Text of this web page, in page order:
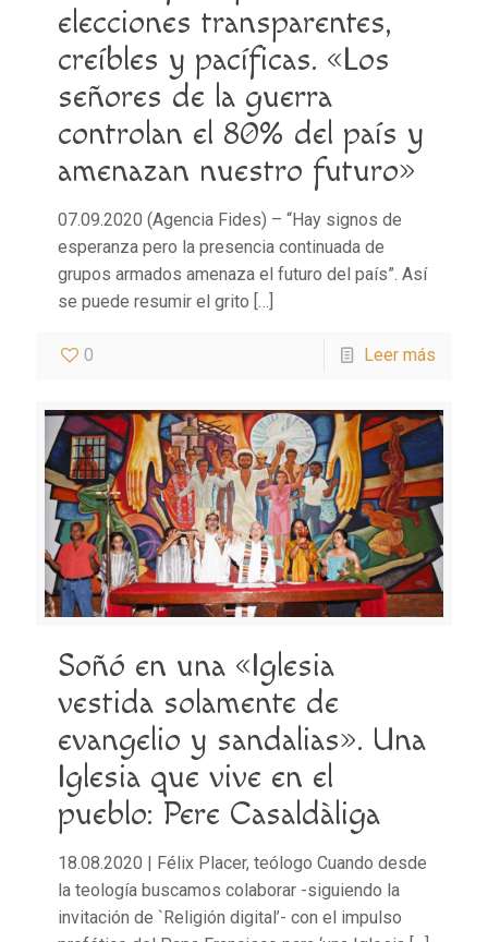
elecciones transparentes,
creíbles y pacíficas. «Los
señores de la guerra
controlan el 80% del país y
amenazan nuestro futuro»
07.09.2020 (Agencia Fides) – “Hay signos de
esperanza pero la presencia continuada de
grupos armados amenaza el futuro del país”. Así
se puede resumir el grito […]
0 Leer más
Soñó en una «Iglesia
vestida solamente de
evangelio y sandalias». Una
Iglesia que vive en el
pueblo: Pere Casaldàliga
18.08.2020 | Félix Placer, teólogo Cuando desde
la teología buscamos colaborar -siguiendo la
invitación de `Religión digital’- con el impulso